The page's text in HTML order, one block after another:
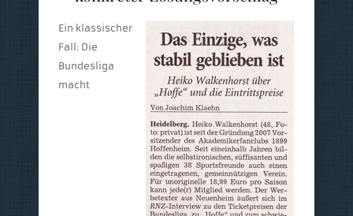
Ein klassischer
Fall: Die
Bundesliga
macht